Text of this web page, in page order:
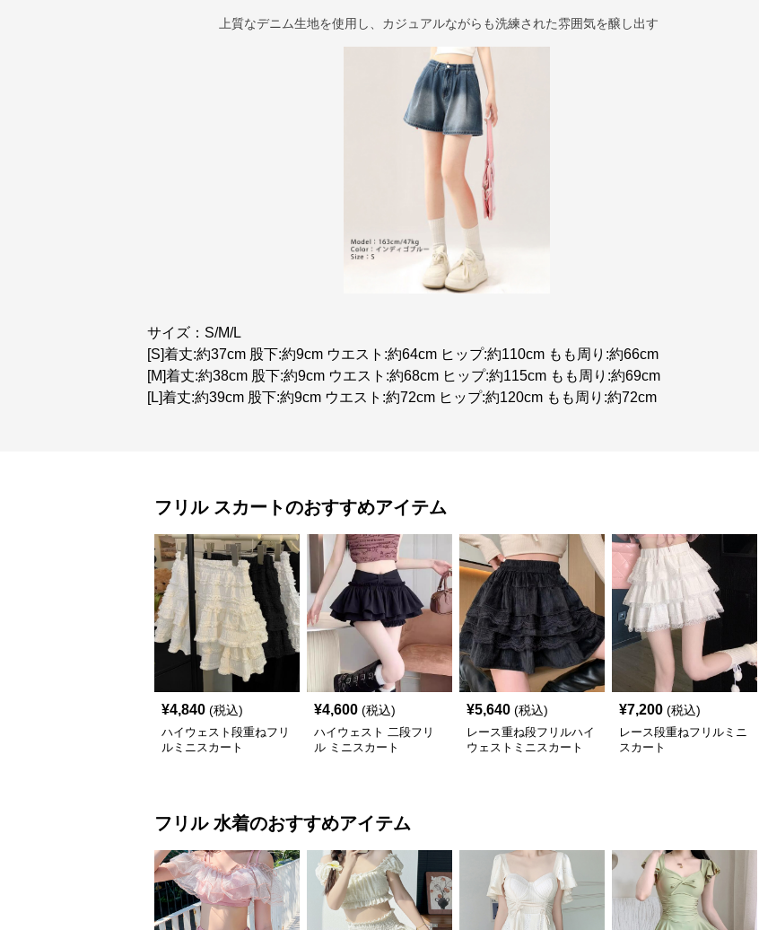
上質なデニム生地を使用し、カジュアルながらも洗練された雰囲気を醸し出す
サイズ：S/M/L
[S]着丈:約37cm 股下:約9cm ウエスト:約64cm ヒップ:約110cm もも周り:約66cm
[M]着丈:約38cm 股下:約9cm ウエスト:約68cm ヒップ:約115cm もも周り:約69cm
[L]着丈:約39cm 股下:約9cm ウエスト:約72cm ヒップ:約120cm もも周り:約72cm
フリル スカートのおすすめアイテム
¥4,840 (税込)
ハイウェスト段重ねフリ
ルミニスカート
¥4,600 (税込)
ハイウェスト 二段フリ
ル ミニスカート
¥5,640 (税込)
レース重ね段フリルハイ
ウェストミニスカート
¥7,200 (税込)
レース段重ねフリルミニ
スカート
フリル 水着のおすすめアイテム